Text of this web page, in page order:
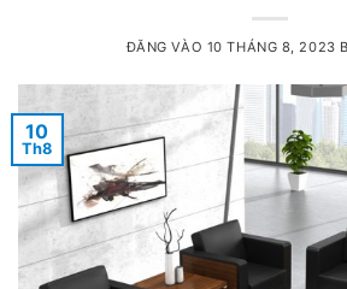
ĐĂNG VÀO 10 THÁNG 8, 2023
10
Th8